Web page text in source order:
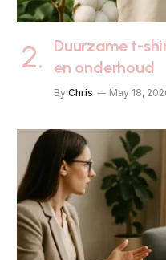
Duurzame t-
en onderhoud
By Chris May 18,